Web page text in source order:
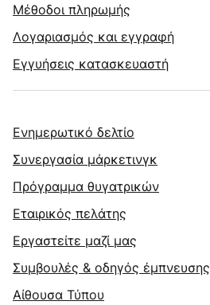
Μέθοδοι πληρωμής
Λογαριασμός και εγγραφή
Εγγυήσεις κατασκευαστή
Ενημερωτικό δελτίο
Συνεργασία μάρκετινγκ
Πρόγραμμα θυγατρικών
Εταιρικός πελάτης
Εργαστείτε μαζί μας
Συμβουλές & οδηγός έμπνευσης
Αίθουσα Τύπου